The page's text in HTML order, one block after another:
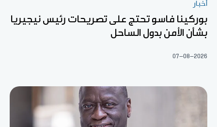
أخبار
بوركينا فاسو تحتج على تصريحات رئيس نيجيريا
بشأن الأمن بدول الساحل
07-08-2026